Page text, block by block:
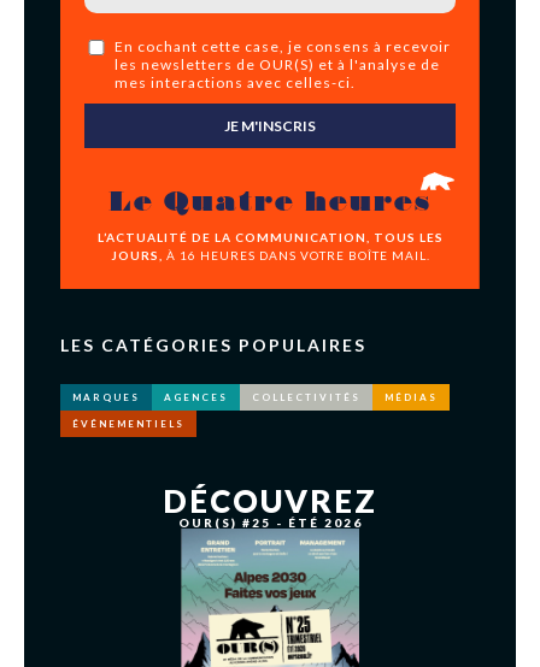
En cochant cette case, je consens à recevoir
les newsletters de OUR(S) et à l'analyse de
mes interactions avec celles-ci.
JE M'INSCRIS
Le Quatre heures
L’ACTUALITÉ DE LA COMMUNICATION, TOUS LES
JOURS,
À 16 HEURES DANS VOTRE BOÎTE MAIL.
LES CATÉGORIES POPULAIRES
MARQUES AGENCES COLLECTIVITÉS MÉDIAS
ÉVÉNEMENTIELS
DÉCOUVREZ
OUR(S) #25 - ÉTÉ 2026